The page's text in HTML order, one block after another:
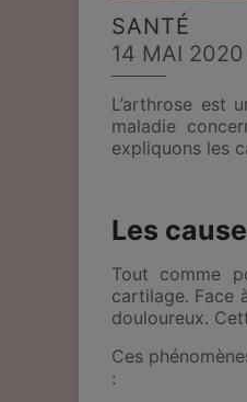
SANTÉ
14 MAI 2020
L’arthrose est
maladie
expliquons les
Les
Tout comme
cartilage. Face
douloureux.
Ces
: